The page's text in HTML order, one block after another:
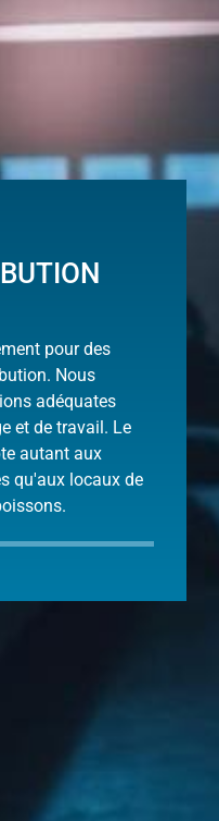
pour des
Nous
adéquates
et de travail. Le
autant aux
qu'aux locaux de